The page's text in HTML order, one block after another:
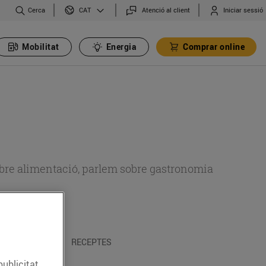
Cerca CAT Atenció al client Iniciar sessió
Mobilitat Energia Comprar online
alimentació, parlem sobre gastronomia
RECEPTES